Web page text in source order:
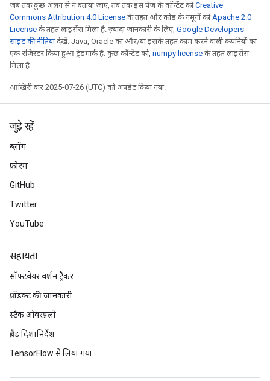
जब तक कुछ अलग से न बताया जाए, तब तक इस पेज के कॉन्टेंट कोCreative
Commons Attribution 4.0 License के तहत और कोड के नमूनों कोApache 2.0
License के तहत लाइसेंस मिला है. ज़्यादा जानकारी के लिए, Google Developers
साइट की नीतियांदेखें. Java, Oracle का और/या इसके तहत काम करने वाली कंपनियों का
एक रजिस्टर किया हुआ ट्रेडमार्क है. कुछ कॉन्टेंट को, numpy license के तहत लाइसेंस
मिला है.
आखिरी बार 2025-07-26 (UTC) को अपडेट किया गया.
जुड़े रहें
ब्लॉग
फ़ोरम
GitHub
Twitter
YouTube
सहायता
सॉफ़्टवेयर वर्शन ट्रैकर
प्रॉडक्ट की जानकारी
स्टैक ओवरफ़्लो
ब्रैंड दिशानिर्देश
TensorFlow से लिया गया